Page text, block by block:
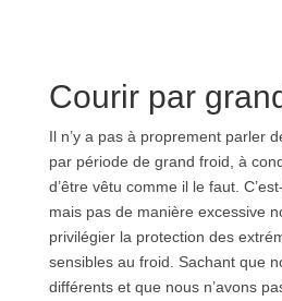
Courir par
Il n’y a pas à proprement parler
par période de grand froid, à
d’être vêtu comme il le faut.
mais pas de manière excessive
privilégier la protection des
sensibles au froid. Sachant que
différents et que nous n’avons